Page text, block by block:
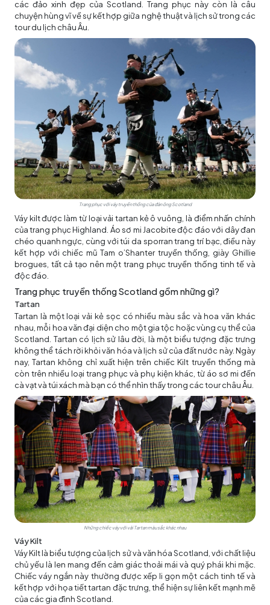
các đảo xinh đẹp của Scotland. Trang phục này còn là câu
chuyện hùng vĩ về sự kết hợp giữa nghệ thuật và lịch sử trong các
tour du lịch châu Âu.
Trang phục với váy truyền thống của đàn ông Scotland
Váy kilt được làm từ loại vải tartan kẻ ô vuông, là điểm nhấn chính
của trang phục Highland. Áo sơ mi Jacobite độc đáo với dây đan
chéo quanh ngực, cùng với túi da sporran trang trí bạc, điều này
kết hợp với chiếc mũ Tam o’Shanter truyền thống, giày Ghillie
brogues, tất cả tạo nên một trang phục truyền thống tinh tế và
độc đáo.
Trang phục truyền thống Scotland gồm những gì?
Tartan
Tartan là một loại vải kẻ sọc có nhiều màu sắc và hoa văn khác
nhau, mỗi hoa văn đại diện cho một gia tộc hoặc vùng cụ thể của
Scotland. Tartan có lịch sử lâu đời, là một biểu tượng đặc trưng
không thể tách rời khỏi văn hóa và lịch sử của đất nước này. Ngày
nay, Tartan không chỉ xuất hiện trên chiếc Kilt truyền thống mà
còn trên nhiều loại trang phục và phụ kiện khác, từ áo sơ mi đến
cà vạt và túi xách mà bạn có thể nhìn thấy trong các tour châu Âu.
Những chiếc váy với vải Tartan màu sắc khác nhau
Váy Kilt
Váy Kilt là biểu tượng của lịch sử và văn hóa Scotland, với chất liệu
chủ yếu là len mang đến cảm giác thoải mái và quý phái khi mặc.
Chiếc váy ngắn này thường được xếp li gọn một cách tinh tế và
kết hợp với họa tiết tartan đặc trưng, thể hiện sự liên kết mạnh mẽ
của các gia đình Scotland.